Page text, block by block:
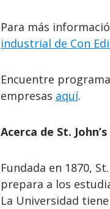
Para más
industrial de Con
Encuentre
empresas aquí.
Acerca de St.
Fundada en 1870,
prepara a los
La Universidad